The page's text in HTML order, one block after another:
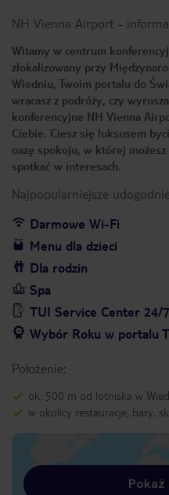
NH Vienna Airport -
Witamy w centrum
zlokalizowany przy
Wiedniu, Twoim portalu do
wracasz z podróży, czy
konferencyjne NH Vienna
Ciebie. Ciesz się luksusem
oazę spokoju, w której
spotkać w interesach.
Najpopularniejsze
Darmowe Wi-Fi
Menu dla dzieci
Dla rodzin
Spa
TUI Service Center 24/
Wybór Roku w portalu
Położenie:
ok. 500 m od lotniska w
w okolicy restauracje, bary,
Pokaż